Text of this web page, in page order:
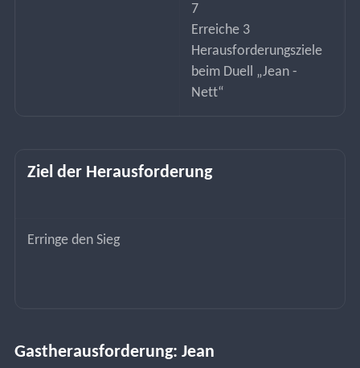
7
Erreiche 3
Herausforderungsziele
beim Duell „Jean -
Nett“
Ziel der Herausforderung
Erringe den Sieg
Gastherausforderung: Jean